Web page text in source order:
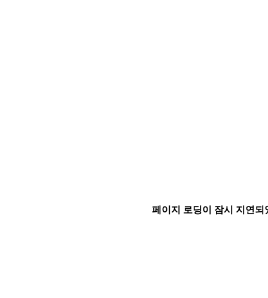
페이지 로딩이 잠시 지연